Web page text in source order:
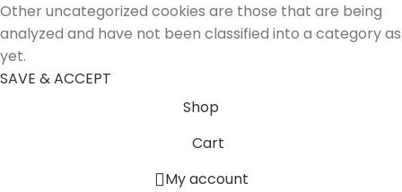
Other uncategorized cookies are those that are being
analyzed and have not been classified into a category as
yet.
SAVE & ACCEPT
Shop
Cart
My account